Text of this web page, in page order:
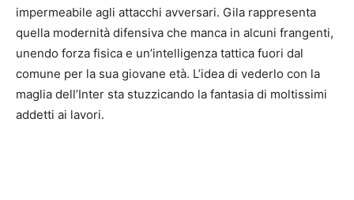
impermeabile agli attacchi avversari. Gila rappresenta
quella modernità difensiva che manca in alcuni frangenti,
unendo forza fisica e un’intelligenza tattica fuori dal
comune per la sua giovane età. L’idea di vederlo con la
maglia dell’Inter sta stuzzicando la fantasia di moltissimi
addetti ai lavori.